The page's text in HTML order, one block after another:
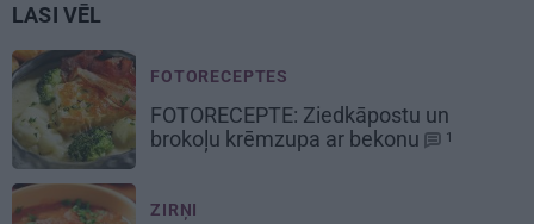
LASI VĒL
FOTORECEPTES
FOTORECEPTE: Ziedkāpostu un
brokoļu krēmzupa ar bekonu 1
ZIRŅI